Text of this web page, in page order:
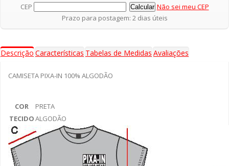
CEP
Não sei meu CEP
Prazo para postagem: 2 dias úteis
Descrição Características Tabelas de Medidas Avaliações
CAMISETA PIXA-IN 100% ALGODÃO
COR
PRETA
TECIDOALGODÃO